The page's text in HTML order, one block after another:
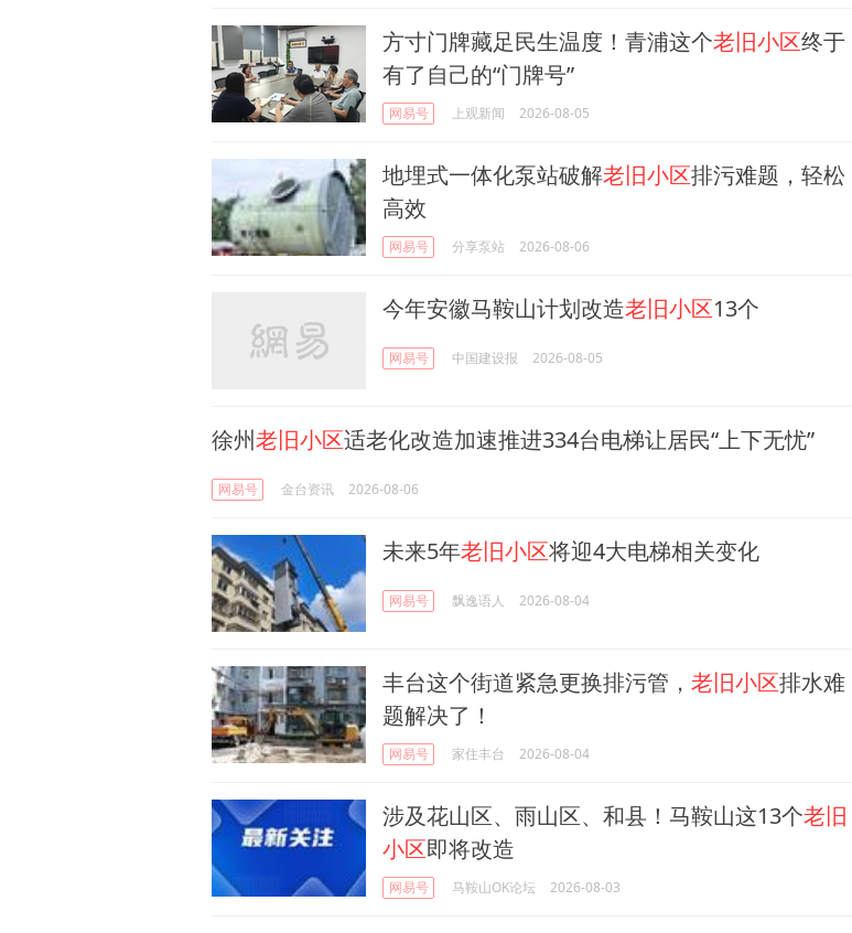
方寸门牌藏足民生温度！青浦这个老旧小区终于
有了自己的“门牌号”
网易号 上观新闻 2026-08-05
地埋式一体化泵站破解老旧小区排污难题，轻松
高效
网易号 分享泵站 2026-08-06
今年安徽马鞍山计划改造老旧小区13个
网易号 中国建设报 2026-08-05
徐州老旧小区适老化改造加速推进334台电梯让居民“上下无忧”
网易号 金台资讯 2026-08-06
未来5年老旧小区将迎4大电梯相关变化
网易号 飘逸语人 2026-08-04
丰台这个街道紧急更换排污管， 老旧小区排水难
题解决了！
网易号 家住丰台 2026-08-04
涉及花山区、雨山区、和县！马鞍山这13个老旧
小区即将改造
网易号 马鞍山OK论坛 2026-08-03